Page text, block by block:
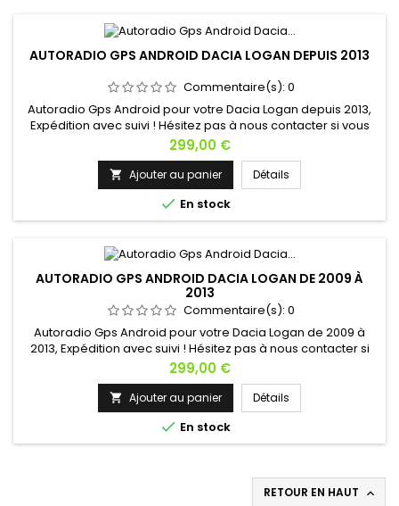
AUTORADIO GPS ANDROID DACIA LOGAN DEPUIS 2013
Commentaire(s): 0
Autoradio Gps Android pour votre Dacia Logan depuis 2013,
Expédition avec suivi ! Hésitez pas à nous contacter si vous
avez une question !
Prix
299,00 €
 Ajouter au panier Détails
 En stock
AUTORADIO GPS ANDROID DACIA LOGAN DE 2009 À
2013
Commentaire(s): 0
Autoradio Gps Android pour votre Dacia Logan de 2009 à
2013, Expédition avec suivi ! Hésitez pas à nous contacter si
vous avez une question !
Prix
299,00 €
 Ajouter au panier Détails
 En stock
RETOUR EN HAUT 